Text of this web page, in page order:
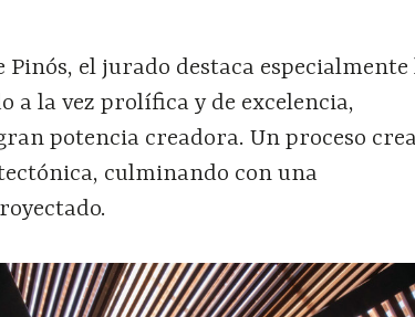
el jurado destaca especialmente
a la vez prolífica y de excelencia,
potencia creadora. Un proceso
culminando con una